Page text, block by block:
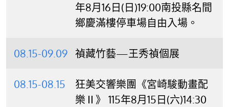
年8月16日(日)19:00南投縣名間
鄉慶滿樓停車場自由入場。
08.15-09.09 禎藏竹藝—王秀禎個展
08.15-08.15
狂美交響樂團《宮崎駿動畫配
樂Ⅱ》 115年8月15日(六)14:30